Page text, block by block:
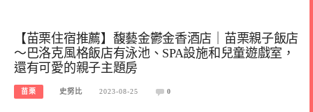
【苗栗住宿推薦】馥藝金鬱金香酒店｜苗栗親子飯店
～巴洛克風格飯店有泳池、SPA設施和兒童遊戲室，
還有可愛的親子主題房
苗栗 史努比 2023-08-25 0